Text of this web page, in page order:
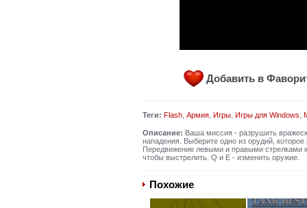
Добавить в
Теги: Flash, Армия, Игры, Игры для Windows
Описание: Ваша миссия - разрушить
нападения. Выберите одно из орудий,
Передвижение левыми и правыми стрелками
чтобы выстрелить. Q и E - изменить оружие.
Похожие